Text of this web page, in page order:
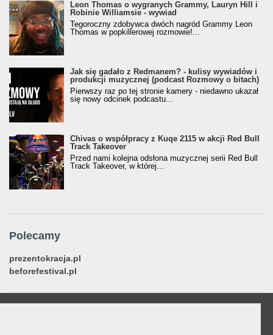
Leon Thomas o wygranych Grammy, Lauryn Hill i
Robinie Williamsie - wywiad
Tegoroczny zdobywca dwóch nagród Grammy Leon
Thomas w popkillerowej rozmowie!...
Jak się gadało z Redmanem? - kulisy wywiadów i
produkcji muzycznej (podcast Rozmowy o bitach)
Pierwszy raz po tej stronie kamery - niedawno ukazał
się nowy odcinek podcastu...
Chivas o współpracy z Kuqe 2115 w akcji Red Bull
Track Takeover
Przed nami kolejna odsłona muzycznej serii Red Bull
Track Takeover, w której...
Polecamy
prezentokracja.pl
beforefestival.pl